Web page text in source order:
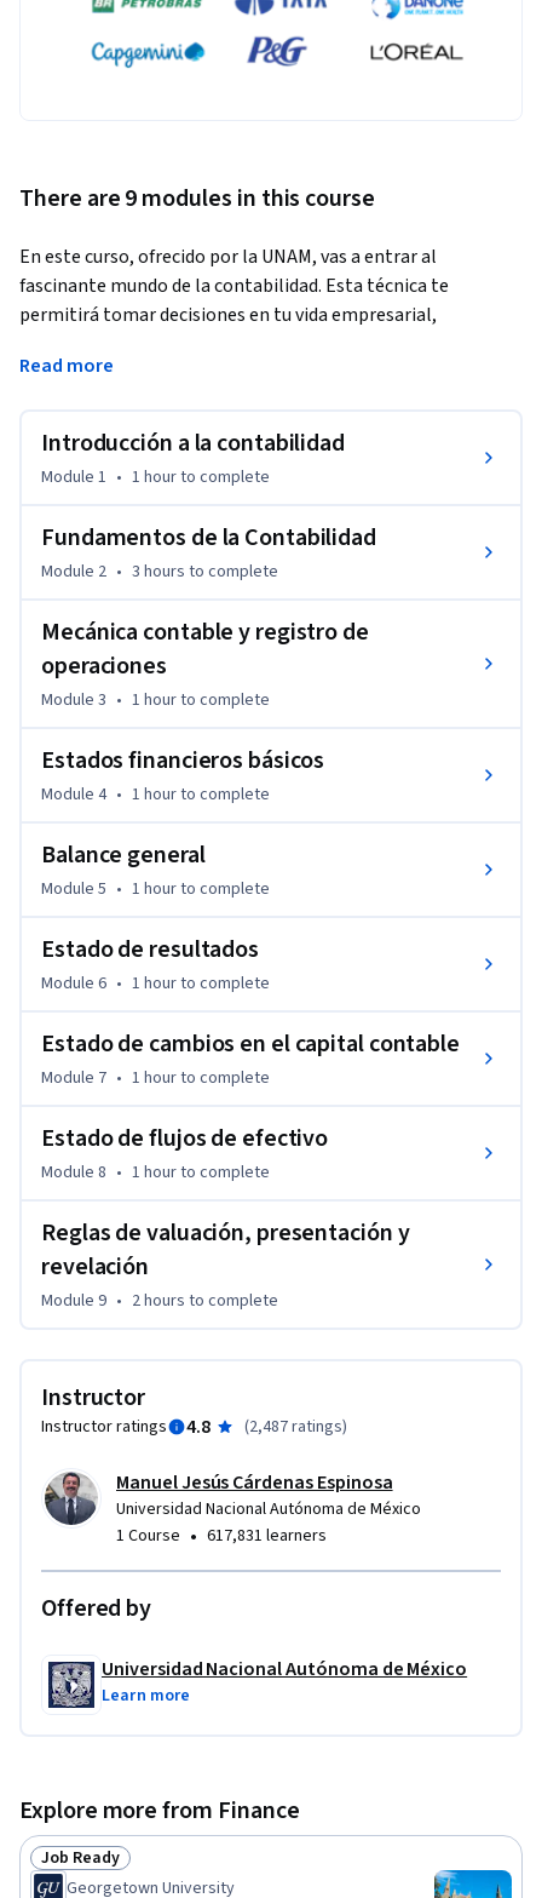
There are 9 modules in this course
En este curso, ofrecido por la UNAM, vas a entrar al
fascinante mundo de la contabilidad. Esta técnica te
permitirá tomar decisiones en tu vida empresarial,
Entrarás al mundo de la Contabilidad para no Contadores.
cuáles son sus principios fundamentales. También
descubrirás su utilidad en tu vida cotidiana y al profesional al
saber qué nos dice la información financiera, qué y cómo
Prepárate para conocer los principales Estados financieros,
sus elementos y su utilidad en tu vida contable.
¡Bienvenid@!
Read more
Introducción a la contabilidad
Module 1 • 1 hourto complete
Fundamentos de la Contabilidad
Module 2 • 3 hours to complete
Mecánica contable y registro de
operaciones
Module 3 • 1 hourto complete
Estados financieros básicos
Module 4 • 1 hourto complete
Balance general
Module 5 • 1 hourto complete
Estado de resultados
Module 6 • 1 hourto complete
Estado de cambios en el capital contable
Module 7 • 1 hourto complete
Estado de flujos de efectivo
Module 8 • 1 hourto complete
Reglas de valuación, presentación y
revelación
Module 9 • 2 hours to complete
Instructor
Instructor ratings 4.8 (2,487 ratings)
Manuel Jesús Cárdenas Espinosa
Universidad Nacional Autónoma de México
1 Course • 617,831 learners
Offered by
Universidad Nacional Autónoma de México
Learn more
Explore more from Finance
Status: Job Ready
Job Ready
Georgetown University